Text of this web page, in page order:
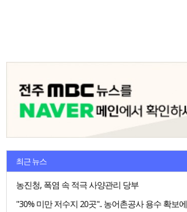
최근 뉴스
농진청, 폭염 속 적극 사양관리 당부
"30% 미만 저수지 20곳".. 농어촌공사 용수 확보